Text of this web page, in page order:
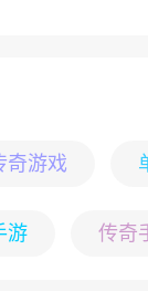
奇游戏
游 传奇